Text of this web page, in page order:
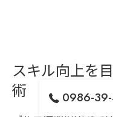
スキル向上を
術
0986-